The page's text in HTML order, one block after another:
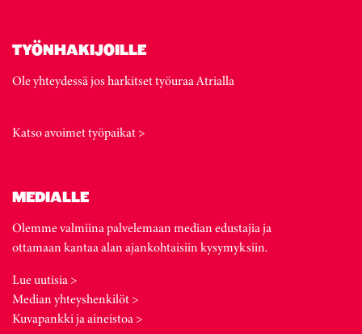
TYÖNHAKIJOILLE
Ole yhteydessä jos harkitset työuraa Atrialla
Katso avoimet työpaikat >
MEDIALLE
Olemme valmiina palvelemaan median edustajia ja
ottamaan kantaa alan ajankohtaisiin kysymyksiin.
Lue uutisia >
Median yhteyshenkilöt >
Kuvapankki ja aineistoa >